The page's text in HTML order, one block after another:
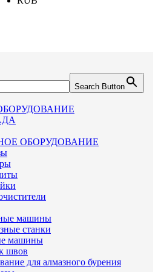
Search Button
ОБОРУДОВАНИЕ
машины
станки
машины
швов
для алмазного бурения